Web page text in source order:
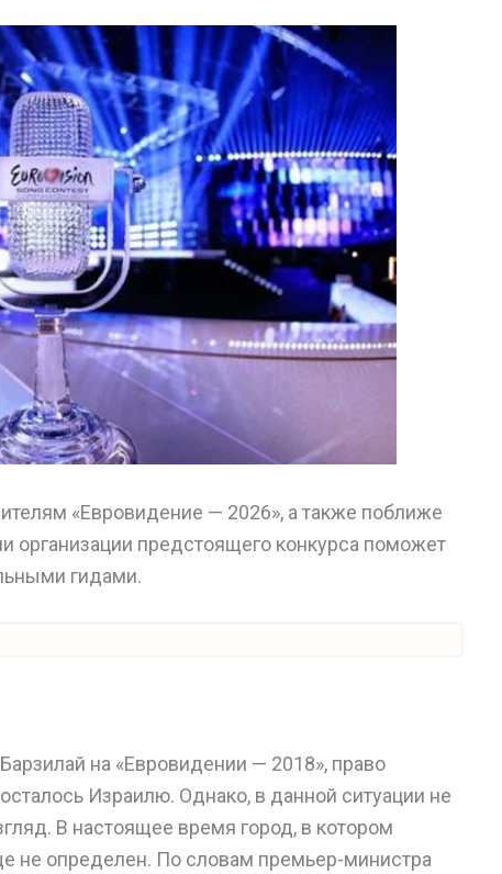
«Евровидение — 2026», а также поближе
организации предстоящего конкурса поможет
гидами.
на «Евровидении — 2018», право
Израилю. Однако, в данной ситуации не
В настоящее время город, в котором
не определен. По словам премьер-министра